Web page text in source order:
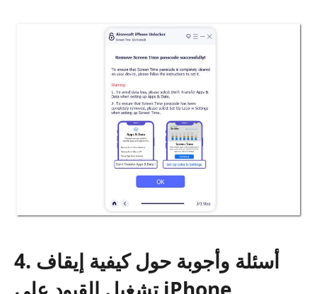
4. أسئلة وأجوبة حول كيفية إيقاف